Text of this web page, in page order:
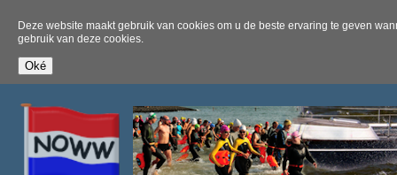
Deze website maakt gebruik van cookies om u de beste ervaring te geven
gebruik van deze cookies.